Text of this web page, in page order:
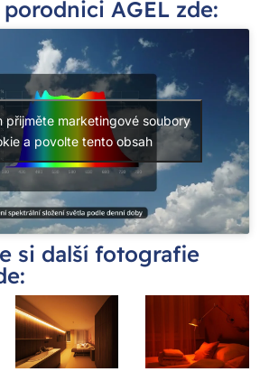
AGEL zde:
přijměte marketingové soubory
a povolte tento obsah
si další fotografie